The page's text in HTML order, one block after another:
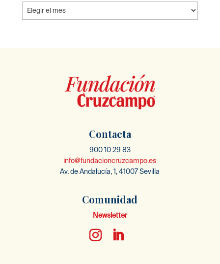
Fecha
Contacta
900 10 29 83
info@fundacioncruzcampo.es
Av. de Andalucía, 1, 41007 Sevilla
Comunidad
Newsletter